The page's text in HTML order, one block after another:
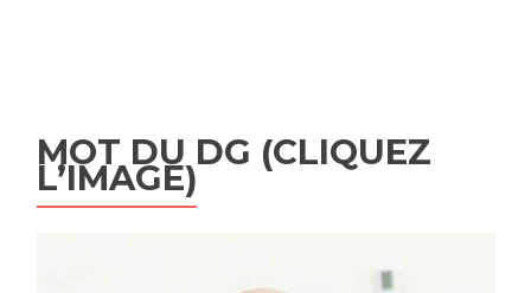
MOT DU DG (CLIQUEZ
L’IMAGE)